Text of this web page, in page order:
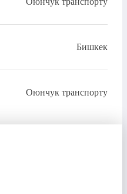
Бишкек
Оюнчук транспорту